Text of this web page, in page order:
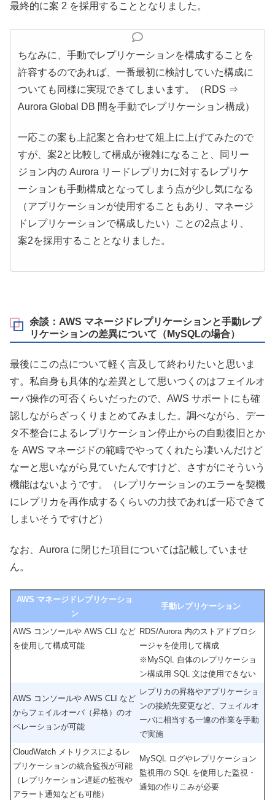
最終的に案 2 を採用することとなりました。
ちなみに、手動でレプリケーションを構成することを
許容するのであれば、一番最初に検討していた構成に
ついても同様に実現できてしまいます。（RDS ⇒
Aurora Global DB 間を手動でレプリケーション構成）
一応この案も上記案と合わせて俎上に上げてみたので
すが、案2と比較して構成が複雑になること、同リー
ジョン内の Aurora リードレプリカに対するレプリケ
ーションも手動構成となってしまう点が少し気になる
（アプリケーションが使用することもあり、マネージ
ドレプリケーションで構成したい）ことの2点より、
案2を採用することとなりました。
余談：AWS マネージドレプリケーションと手動レプ
リケーションの差異について（MySQLの場合）
最後にこの点について軽く言及して終わりたいと思いま
す。私自身も具体的な差異として思いつくのはフェイルオ
ーバ操作の可否くらいだったので、AWS サポートにも確
認しながらざっくりまとめてみました。調べながら、デー
タ不整合によるレプリケーション停止からの自動復旧とか
を AWS マネージドの範疇でやってくれたら凄いんだけど
なーと思いながら見ていたんですけど、さすがにそういう
機能はないようです。（レプリケーションのエラーを契機
にレプリカを再作成するくらいの力技であれば一応できて
しまいそうですけど）
なお、Aurora に閉じた項目については記載していませ
ん。
AWS マネージドレプリケーショ
ン
手動レプリケーション
AWS コンソールや AWS CLI など
を使用して構成可能
RDS/Aurora 内のストアドプロシ
ージャを使用して構成
※MySQL 自体のレプリケーショ
ン構成用 SQL 文は使用できない
AWS コンソールや AWS CLI など
からフェイルオーバ（昇格）のオ
ペレーションが可能
レプリカの昇格やアプリケーショ
ンの接続先変更など、フェイルオ
ーバに相当する一連の作業を手動
で実施
CloudWatch メトリクスによるレ
プリケーションの統合監視が可能
（レプリケーション遅延の監視や
アラート通知なども可能）
MySQL ログやレプリケーション
監視用の SQL を使用した監視・
通知の作りこみが必要